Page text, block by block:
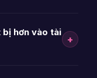
bị hơn vào tài
+